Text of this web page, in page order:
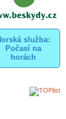
služba:
Počasí na
horách